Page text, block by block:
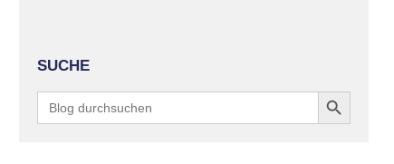
SUCHE
Search
for:
Search Button